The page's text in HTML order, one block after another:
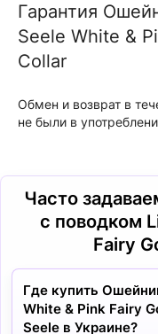
Гарантия
Seele White &
Collar
Обмен и возврат в
не были в
Часто
с поводком
Fairy
Где купить
White & Pink Fairy
Seele в Украине?